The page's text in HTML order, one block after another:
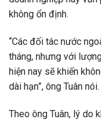
không ổn định.
“Các đối tác nước
tháng, nhưng với
hiện nay sẽ khiến
dài hạn”, ông Tuân nói.
Theo ông Tuân, lý do